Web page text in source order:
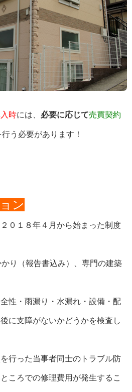
時には、 必要に応じて売買契約
う必要があります！
ン
０１８年４月から始まった制度
り（報告書込み）、専門の建築
性・雨漏り・水漏れ・設備・配
に支障がないかどうかを検査し
行った当事者同士のトラブル防
ころでの修理費用が発生するこ